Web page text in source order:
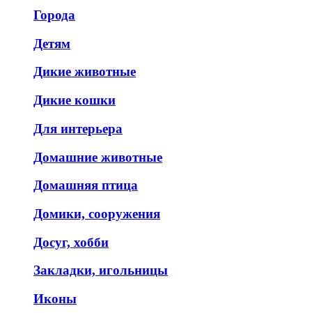
Города
Детям
Дикие животные
Дикие кошки
Для интерьера
Домашние животные
Домашняя птица
Домики, сооружения
Досуг, хобби
Закладки, игольницы
Иконы